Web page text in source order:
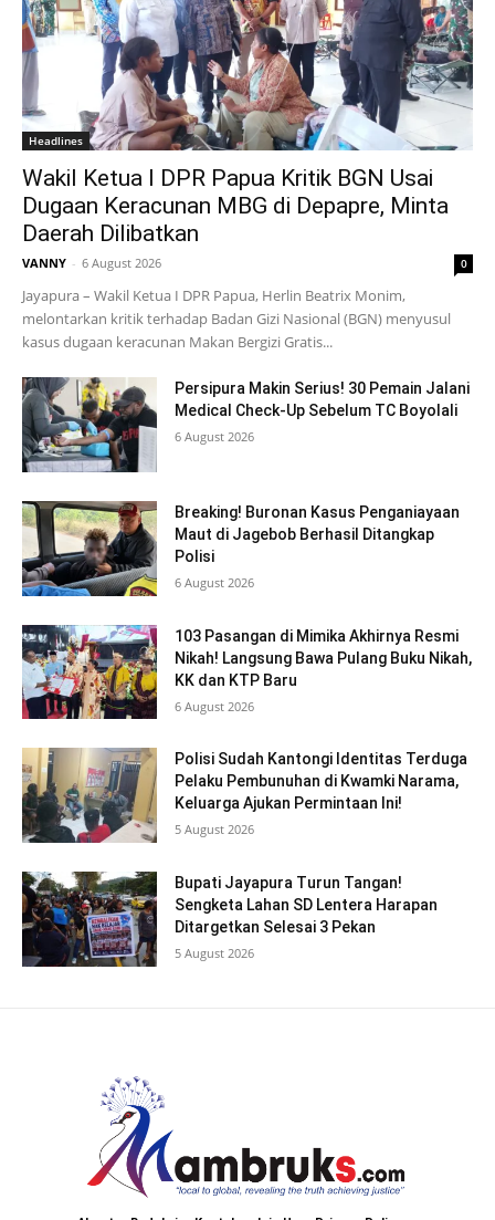
Headlines
Wakil Ketua I DPR Papua Kritik BGN Usai
Dugaan Keracunan MBG di Depapre, Minta
Daerah Dilibatkan
VANNY - 6 August 2026 0
Jayapura – Wakil Ketua I DPR Papua, Herlin Beatrix Monim,
melontarkan kritik terhadap Badan Gizi Nasional (BGN) menyusul
kasus dugaan keracunan Makan Bergizi Gratis...
Persipura Makin Serius! 30 Pemain Jalani
Medical Check-Up Sebelum TC Boyolali
6 August 2026
Breaking! Buronan Kasus Penganiayaan
Maut di Jagebob Berhasil Ditangkap
Polisi
6 August 2026
103 Pasangan di Mimika Akhirnya Resmi
Nikah! Langsung Bawa Pulang Buku Nikah,
KK dan KTP Baru
6 August 2026
Polisi Sudah Kantongi Identitas Terduga
Pelaku Pembunuhan di Kwamki Narama,
Keluarga Ajukan Permintaan Ini!
5 August 2026
Bupati Jayapura Turun Tangan!
Sengketa Lahan SD Lentera Harapan
Ditargetkan Selesai 3 Pekan
5 August 2026